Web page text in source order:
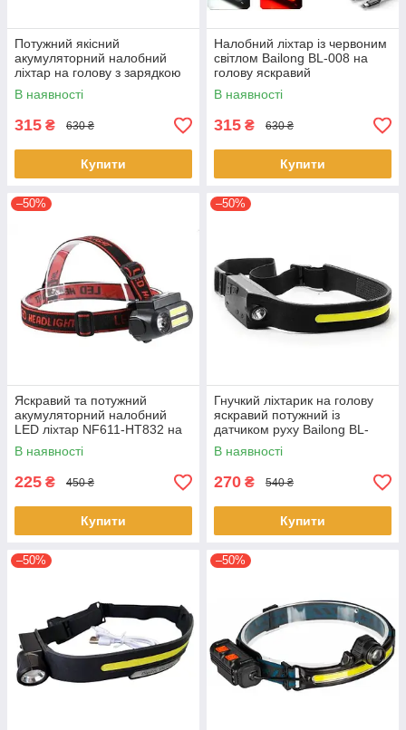
Потужний якісний
акумуляторний налобний
ліхтар на голову з зарядкою
BL-F007 COB на чоло для
нічної рибалки
В наявності
315 ₴ 630 ₴
Купити
Налобний ліхтар із червоним
світлом Bailong BL-008 на
голову яскравий
акумуляторний СОВ CREE
вологозахист micro USB
В наявності
315 ₴ 630 ₴
Купити
–50%
Яскравий та потужний
акумуляторний налобний
LED ліхтар NF611-HT832 на
голову для риболовлі 18650
В наявності
225 ₴ 450 ₴
Купити
–50%
Гнучкий ліхтарик на голову
яскравий потужний із
датчиком руху Bailong BL-
G28 потужний налобний
ліхтар для нічної рибалки
В наявності
270 ₴ 540 ₴
Купити
–50% –50%